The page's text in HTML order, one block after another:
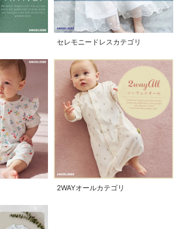
セレモニードレスカテゴリ
2WAYオールカテゴリ